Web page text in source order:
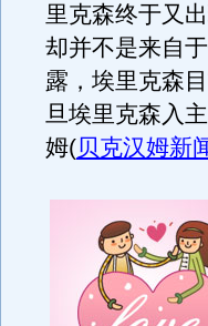
里克森终于又
却并不是来自
露，埃里克森
旦埃里克森入
姆(贝克汉姆新